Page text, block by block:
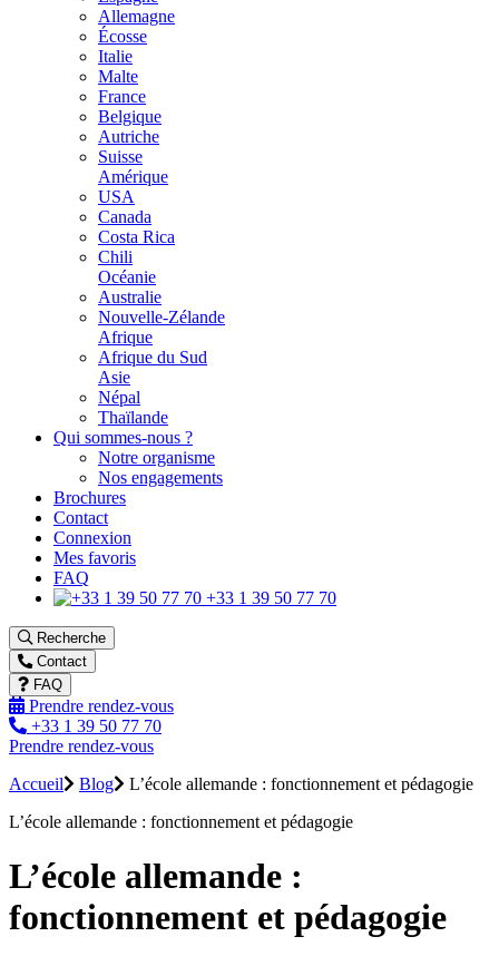
Allemagne
Écosse
Italie
Malte
France
Belgique
Autriche
Suisse
Amérique
USA
Canada
Costa Rica
Chili
Océanie
Australie
Nouvelle-Zélande
Afrique
Afrique du Sud
Asie
Népal
Thaïlande
Qui sommes-nous ?
Notre organisme
Nos engagements
Brochures
Contact
Connexion
Mes favoris
FAQ
+33 1 39 50 77 70
Recherche
Contact
FAQ
Prendre rendez-vous
+33 1 39 50 77 70
Prendre rendez-vous
Accueil
Blog
L’école allemande : fonctionnement et pédagogie
L’école allemande : fonctionnement et pédagogie
L’école allemande :
fonctionnement et pédagogie